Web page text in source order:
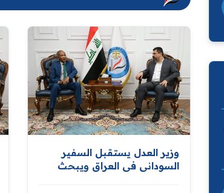
وزير العدل يستقبل السفير
السوداني في العراق ويبحث